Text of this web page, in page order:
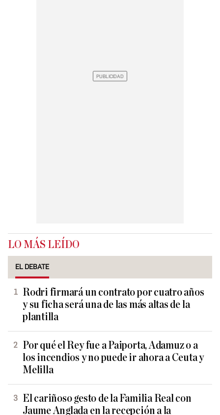
LO MÁS LEÍDO
EL DEBATE
Rodri firmará un contrato por cuatro años
y su ficha será una de las más altas de la
plantilla
Por qué el Rey fue a Paiporta, Adamuz o a
los incendios y no puede ir ahora a Ceuta y
Melilla
El cariñoso gesto de la Familia Real con
Jaume Anglada en la recepción a la